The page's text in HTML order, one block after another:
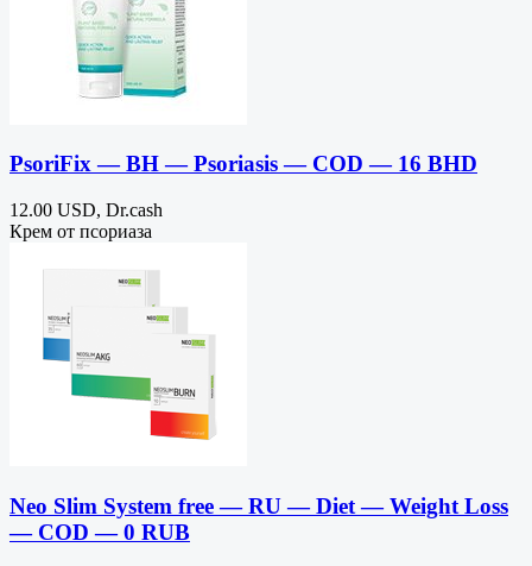
PsoriFix — BH — Psoriasis — COD — 16 BHD
12.00 USD, Dr.cash
Крем от псориаза
Neo Slim System free — RU — Diet — Weight Loss
— COD — 0 RUB